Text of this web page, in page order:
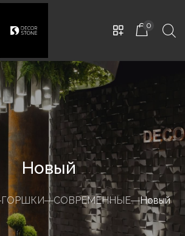
0
Новый
ГОРШКИ СОВРЕМЕННЫЕ Новый
Giga Titan-S D730mm
H695mm, White Grey
7.500,00